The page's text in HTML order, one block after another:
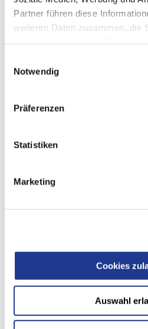
Partner führen diese
weiteren Daten zusammen, die
Notwendig
Präferenzen
Statistiken
Marketing
Cookies
Auswahl
SYNCHROFINE
Im Zentrum steht ein zweistufiger
Werkstücke
zunächst vorgehont und
vollständig voneinander
Einsatz separater Werkzeuge für